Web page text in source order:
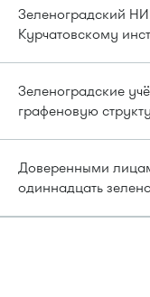
Зеленоградский
Курчатовскому
Зеленоградские
графеновую
Доверенными
одиннадцать